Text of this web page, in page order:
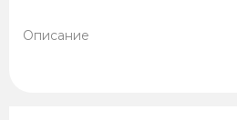
Описание